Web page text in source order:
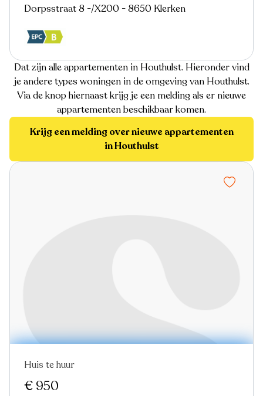
Dorpsstraat 8 -/X200 - 8650 Klerken
Dat zijn alle appartementen in Houthulst. Hieronder vind
je andere types woningen in de omgeving van Houthulst.
Via de knop hiernaast krijg je een melding als er nieuwe
appartementen beschikbaar komen.
Krijg een melding over nieuwe appartementen
in Houthulst
Nieuw
Huis te huur
€ 950